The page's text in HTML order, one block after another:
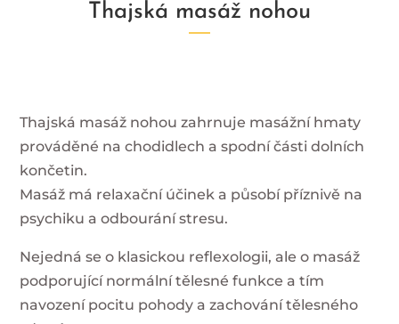
Thajská masáž nohou
Thajská masáž nohou zahrnuje masážní hmaty
prováděné na chodidlech a spodní části dolních
končetin.
Masáž má relaxační účinek a působí příznivě na
psychiku a odbourání stresu.
Nejedná se o klasickou reflexologii, ale o masáž
podporující normální tělesné funkce a tím
navození pocitu pohody a zachování tělesného